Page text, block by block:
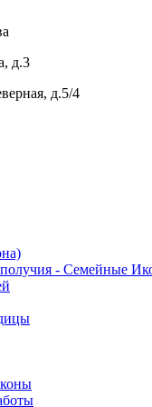
д.3
д.5/4
- Семейные